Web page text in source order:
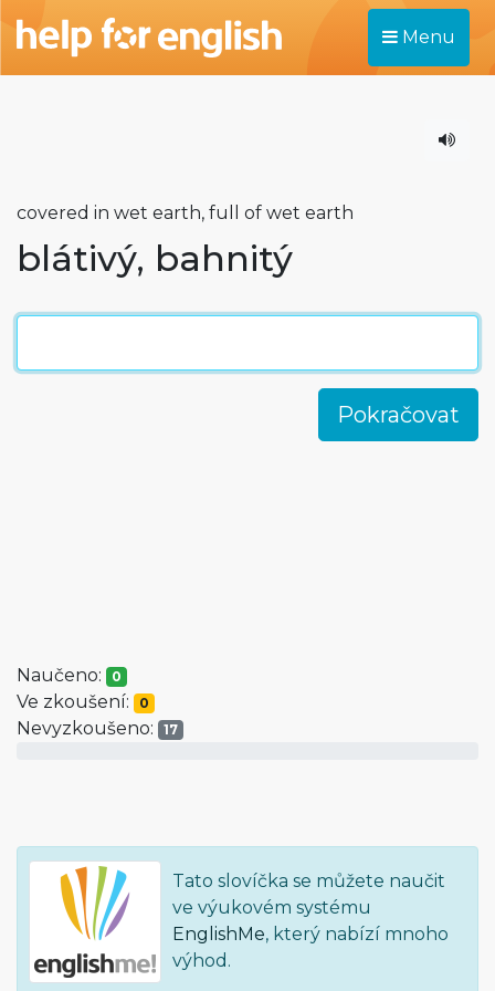
Menu
covered in wet earth, full of wet earth
blátivý, bahnitý
Naučeno: 0
Ve zkoušení: 0
Nevyzkoušeno: 17
Tato slovíčka se můžete naučit
ve výukovém systému
EnglishMe, který nabízí mnoho
výhod.